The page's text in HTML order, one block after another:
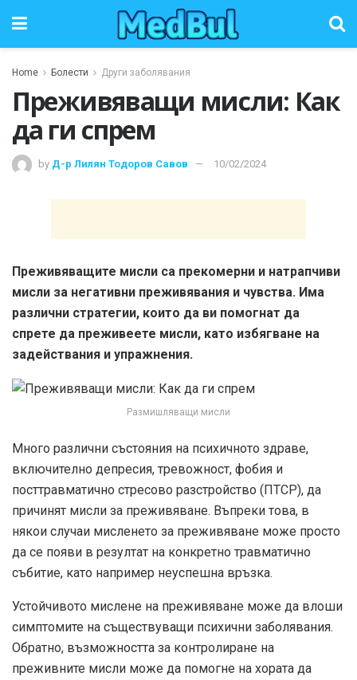
Home Болести Други заболявания
Преживяващи мисли: Как
да ги спрем
by Д-р Лилян Тодоров Савов 10/02/2024
Преживяващите мисли са прекомерни и натрапчиви
мисли за негативни преживявания и чувства. Има
различни стратегии, които да ви помогнат да
спрете да преживеете мисли, като избягване на
задействания и упражнения.
Размишляващи мисли
Много различни състояния на психичното здраве,
включително депресия, тревожност, фобия и
посттравматично стресово разстройство (ПТСР), да
причинят мисли за преживяване. Въпреки това, в
някои случаи мисленето за преживяване може просто
да се появи в резултат на конкретно травматично
събитие, като например неуспешна връзка.
Устойчивото мислене на преживяване може да влоши
симптомите на съществуващи психични заболявания.
Обратно, възможността за контролиране на
преживните мисли може да помогне на хората да